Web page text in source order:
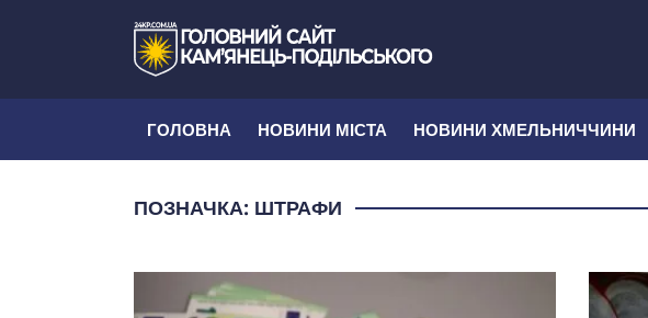
ГОЛОВНА НОВИНИ МІСТА НОВИНИ ХМЕЛЬНИЧЧИНИ
ПОЗНАЧКА: ШТРАФИ